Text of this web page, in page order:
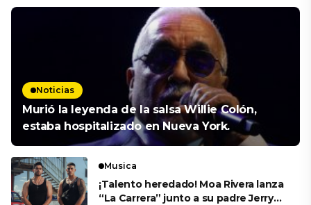
Noticias
Murió la leyenda de la salsa Willie Colón,
estaba hospitalizado en Nueva York.
Musica
¡Talento heredado! Moa Rivera lanza
“La Carrera” junto a su padre Jerry